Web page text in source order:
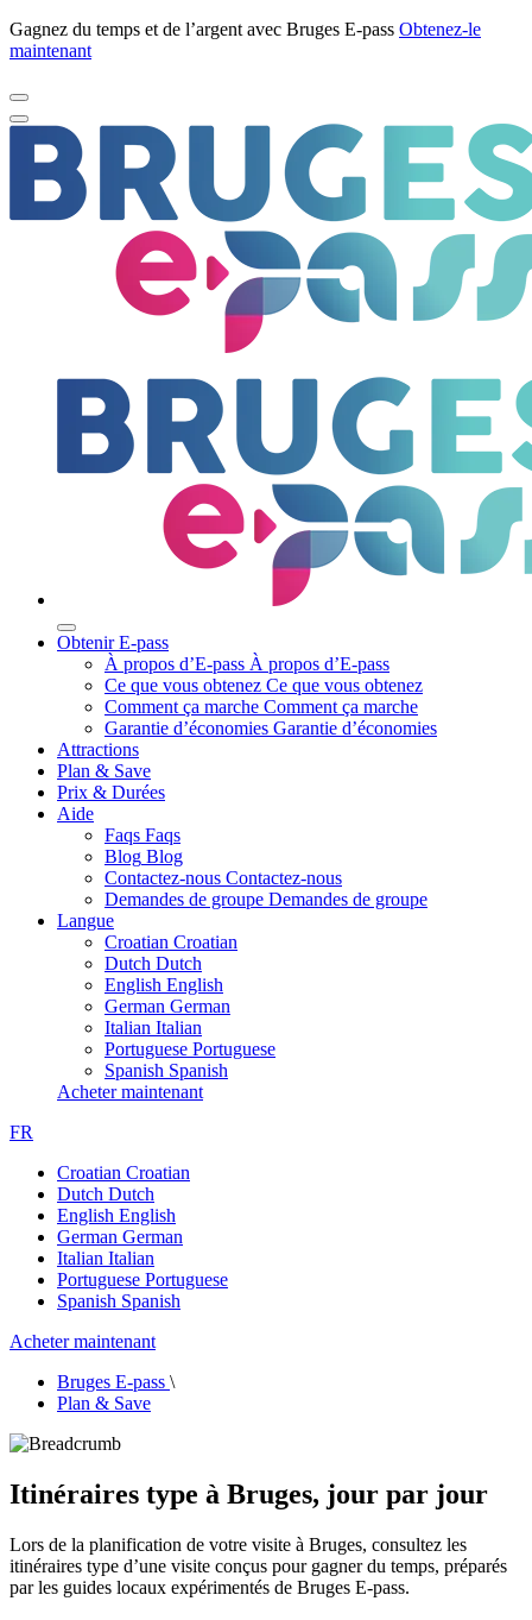
Gagnez du temps et de l’argent avec Bruges E-pass Obtenez-le
maintenant
Obtenir E-pass
À propos d’E-pass À propos d’E-pass
Ce que vous obtenez Ce que vous obtenez
Comment ça marche Comment ça marche
Garantie d’économies Garantie d’économies
Attractions
Plan & Save
Prix & Durées
Aide
Faqs Faqs
Blog Blog
Contactez-nous Contactez-nous
Demandes de groupe Demandes de groupe
Langue
Croatian Croatian
Dutch Dutch
English English
German German
Italian Italian
Portuguese Portuguese
Spanish Spanish
Acheter maintenant
FR
Croatian Croatian
Dutch Dutch
English English
German German
Italian Italian
Portuguese Portuguese
Spanish Spanish
Acheter maintenant
Bruges E-pass \
Plan & Save
Itinéraires type à Bruges, jour par jour
Lors de la planification de votre visite à Bruges, consultez les
itinéraires type d’une visite conçus pour gagner du temps, préparés
par les guides locaux expérimentés de Bruges E-pass.